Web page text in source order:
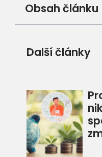
Obsah článku
Další články